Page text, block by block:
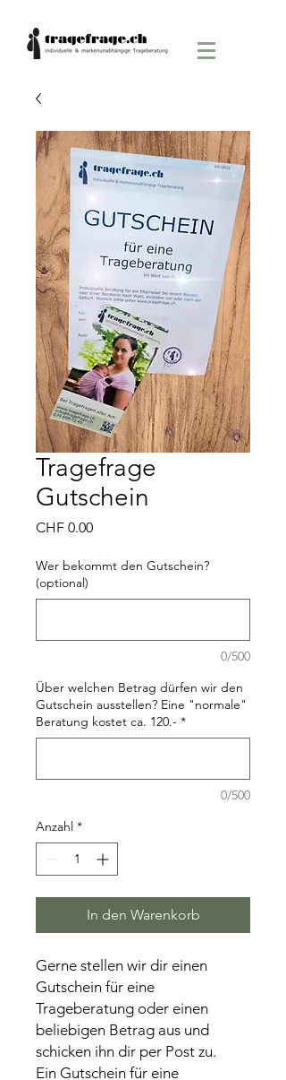
Tragefrage
Gutschein
CHF 0.00Preis
Wer bekommt den Gutschein?
(optional)
0/500
Über welchen Betrag dürfen wir den
Gutschein ausstellen? Eine "normale"
Beratung kostet ca. 120.- *
0/500
Anzahl *
In den Warenkorb
Gerne stellen wir dir einen
Gutschein für eine
Trageberatung oder einen
beliebigen Betrag aus und
schicken ihn dir per Post zu.
Ein Gutschein für eine